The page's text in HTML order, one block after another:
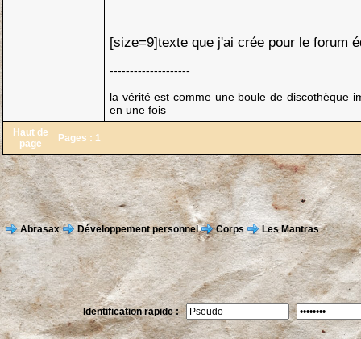
[size=9]texte que j'ai crée pour le forum
--------------------
la vérité est comme une boule de discothèque
en une fois
Haut de
page
Pages : 1
Abrasax Développement personnel Corps Les Mantras
Identification rapide :